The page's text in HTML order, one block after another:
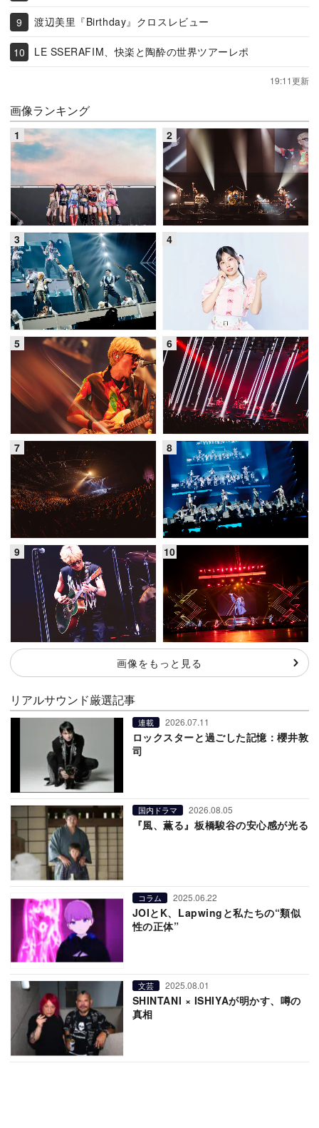
渡辺美里『Birthday』クロスレビュー
LE SSERAFIM、快楽と陶酔の世界ツアーレポ
19:11更新
画像ランキング
画像をもっと見る
リアルサウンド厳選記事
連載 2026.07.11
ロックスターと過ごした記憶：櫻井敦
司
国内ドラマ 2026.08.05
『風、薫る』板橋駿谷の安心感が光る
コラム 2025.06.22
JOIとK、Lapwingと私たちの“類似
性の正体”
文芸 2025.08.01
SHINTANI × ISHIYAが明かす、噂の
真相